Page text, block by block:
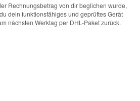
Rechnungsbetrag von dir beglichen wurde,
dein funktionsfähiges und geprüftes Gerät
nächsten Werktag per DHL-Paket zurück.